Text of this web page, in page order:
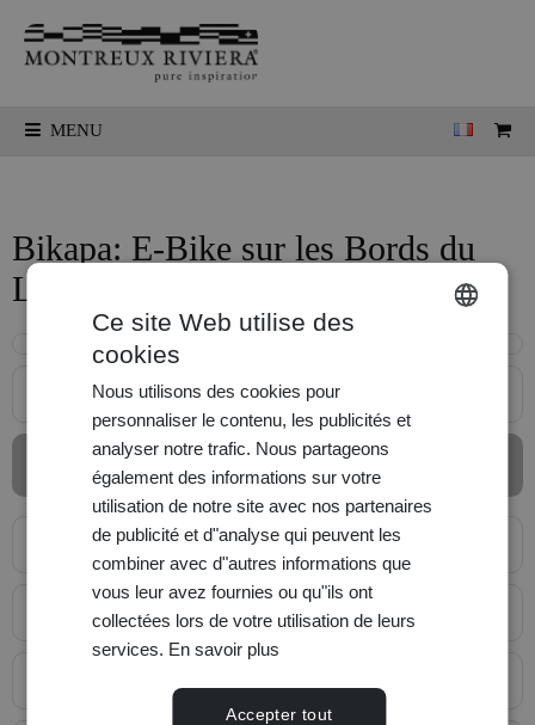
MENU
Bikapa: E-Bike sur les Bords du
Lac
Description
Lieu de rendez-vous
Plus d'informations
Ce site Web utilise des
cookies
Nous utilisons des cookies pour
personnaliser le contenu, les publicités et
analyser notre trafic. Nous partageons
également des informations sur votre
utilisation de notre site avec nos partenaires
de publicité et d"analyse qui peuvent les
combiner avec d"autres informations que
vous leur avez fournies ou qu"ils ont
collectées lors de votre utilisation de leurs
services. En savoir plus
Accepter tout